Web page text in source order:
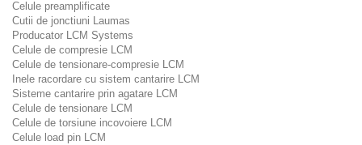
Celule preamplificate
Cutii de jonctiuni Laumas
Producator LCM Systems
Celule de compresie LCM
Celule de tensionare-compresie LCM
Inele racordare cu sistem cantarire LCM
Sisteme cantarire prin agatare LCM
Celule de tensionare LCM
Celule de torsiune incovoiere LCM
Celule load pin LCM